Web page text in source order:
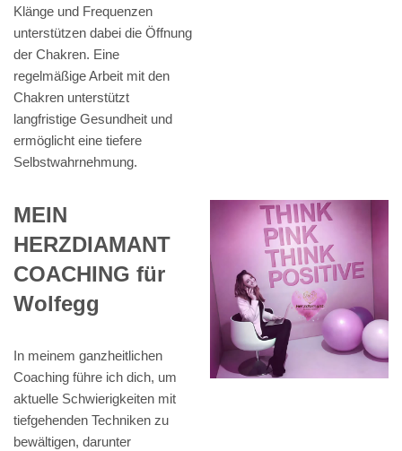
Klänge und Frequenzen
unterstützen dabei die Öffnung
der Chakren. Eine
regelmäßige Arbeit mit den
Chakren unterstützt
langfristige Gesundheit und
ermöglicht eine tiefere
Selbstwahrnehmung.
MEIN
HERZDIAMANT
COACHING für
Wolfegg
In meinem ganzheitlichen
Coaching führe ich dich, um
aktuelle Schwierigkeiten mit
tiefgehenden Techniken zu
bewältigen, darunter